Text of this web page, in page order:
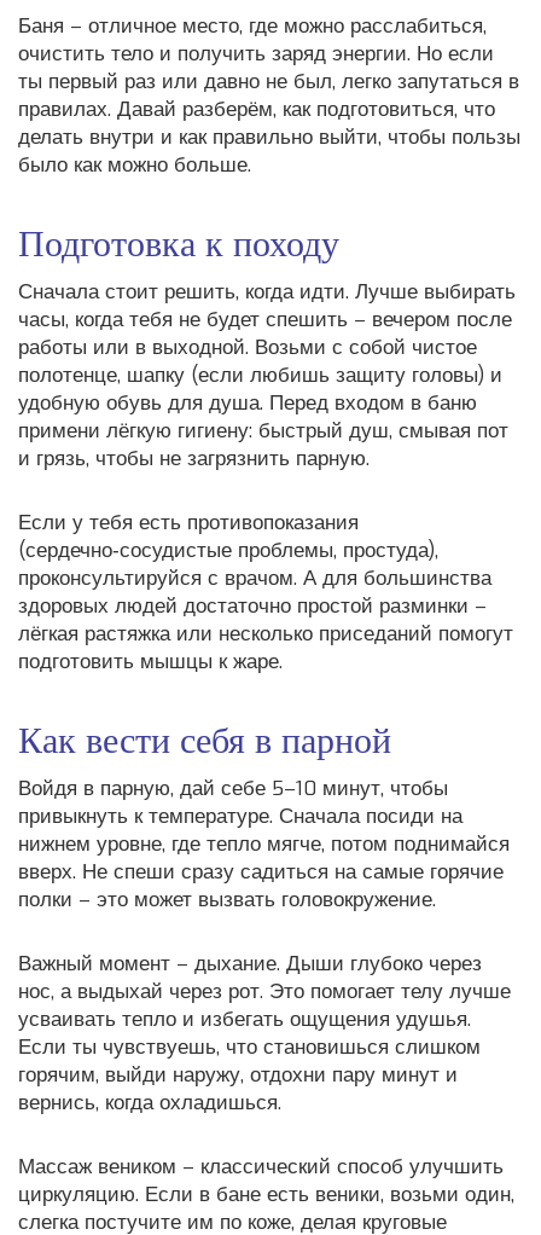
Баня – отличное место, где можно расслабиться,
очистить тело и получить заряд энергии. Но если
ты первый раз или давно не был, легко запутаться в
правилах. Давай разберём, как подготовиться, что
делать внутри и как правильно выйти, чтобы пользы
было как можно больше.
Подготовка к походу
Сначала стоит решить, когда идти. Лучше выбирать
часы, когда тебя не будет спешить – вечером после
работы или в выходной. Возьми с собой чистое
полотенце, шапку (если любишь защиту головы) и
удобную обувь для душа. Перед входом в баню
примени лёгкую гигиену: быстрый душ, смывая пот
и грязь, чтобы не загрязнить парную.
Если у тебя есть противопоказания
(сердечно‑сосудистые проблемы, простуда),
проконсультируйся с врачом. А для большинства
здоровых людей достаточно простой разминки –
лёгкая растяжка или несколько приседаний помогут
подготовить мышцы к жаре.
Как вести себя в парной
Войдя в парную, дай себе 5–10 минут, чтобы
привыкнуть к температуре. Сначала посиди на
нижнем уровне, где тепло мягче, потом поднимайся
вверх. Не спеши сразу садиться на самые горячие
полки – это может вызвать головокружение.
Важный момент – дыхание. Дыши глубоко через
нос, а выдыхай через рот. Это помогает телу лучше
усваивать тепло и избегать ощущения удушья.
Если ты чувствуешь, что становишься слишком
горячим, выйди наружу, отдохни пару минут и
вернись, когда охладишься.
Массаж веником – классический способ улучшить
циркуляцию. Если в бане есть веники, возьми один,
слегка постучите им по коже, делая круговые